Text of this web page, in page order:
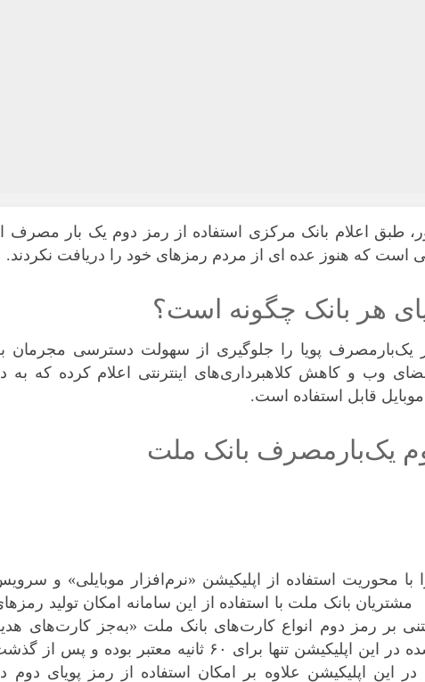
طبق اعلام بانک مرکزی استفاده از رمز دوم یک‌ بار مصرف
است که هنوز عده ای از مردم رمزهای خود را دریافت
هر بانک چگونه است؟
پویا را جلوگیری از سهولت دسترسی مجرمان
فضای وب و کاهش کلاهبرداری‌های اینترنتی اعلام کرده که به
قابل استفاده است.
یک‌بارمصرف بانک ملت
با محوریت استفاده از اپلیکیشن «نرم‌افزار موبایلی» و
بانک ملت با استفاده از این سامانه امکان تولید
بر رمز دوم انواع کارت‌های بانک ملت «به‌جز کارت‌های
ملت» را پیدا می‌کنند. رمز‌های تولید شده در این اپلیکیشن تنها برای ۶۰ ثانیه معتبر بوده و پس از
این اپلیکیشن علاوه بر امکان استفاده از رمز پویای دوم